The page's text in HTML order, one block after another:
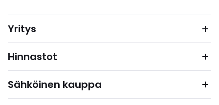
Yritys
Hinnastot
Sähköinen kauppa